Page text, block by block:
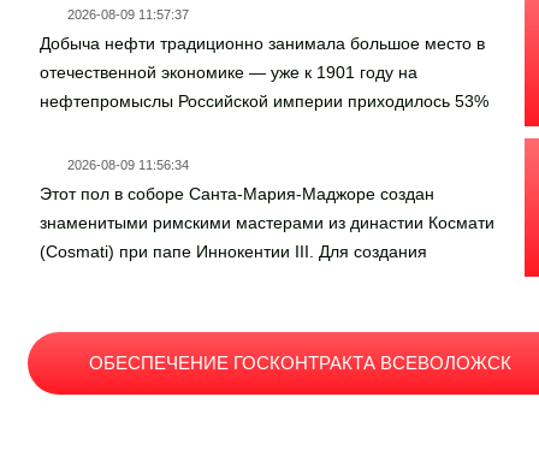
2026-08-09 11:57:37
Добыча нефти традиционно занимала большое место в
отечественной экономике — уже к 1901 году на
нефтепромыслы Российской империи приходилось 53%
запасы исчерпывались и к середине ХХ века учёные
заинтересовались древней девонской нефтью,
залегающей на глубинах порядка километра.Первый
фонтан девонской нефти забил летом 1944 года в
Вопрос о целесообразности добычи был решён
практически, обеспечив страну углеводородами в
тяжёлое время послевоенного восстановления.Геологи
2026-08-09 11:56:34
Этот пол в соборе Санта-Мария-Маджоре создан
знаменитыми римскими мастерами из династии Космати
(Cosmati) при папе Иннокентии III. Для создания
переработку античных римских строительных
материалов (цветного мрамора и порфира из
разрушенных античных храмов и руин).В XVIII веке (ок.
ОБЕСПЕЧЕНИЕ ГОСКОНТРАКТА ВСЕВОЛОЖСК